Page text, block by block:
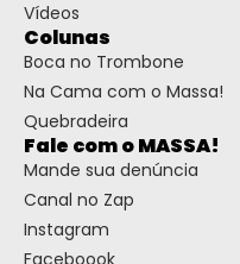
Vídeos
Colunas
Boca no Trombone
Na Cama com o Massa!
Quebradeira
Fale com o MASSA!
Mande sua denúncia
Canal no Zap
Instagram